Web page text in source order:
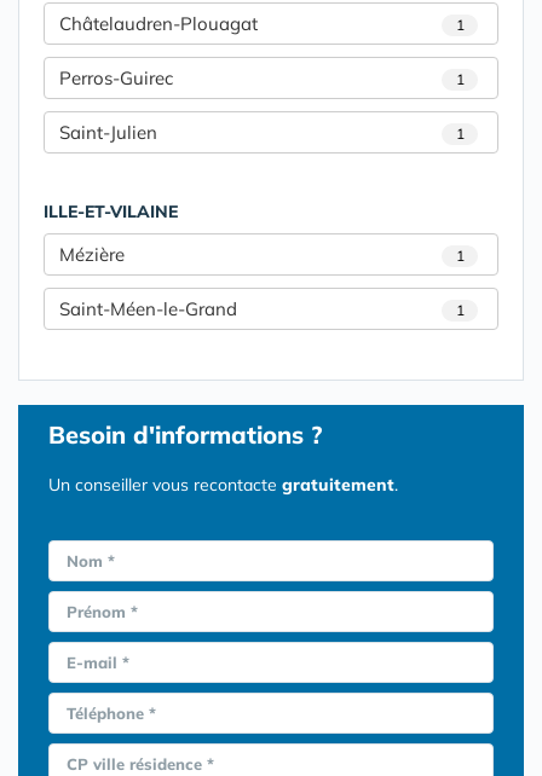
Châtelaudren-Plouagat 1
Perros-Guirec 1
Saint-Julien 1
ILLE-ET-VILAINE
Mézière 1
Saint-Méen-le-Grand 1
Besoin d'informations ?
Un conseiller vous recontacte gratuitement.
Nom *
Prénom *
E-mail *
Téléphone *
CP ville résidence *